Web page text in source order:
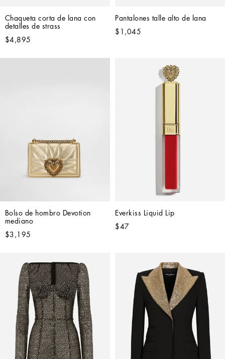
Chaqueta corta de lana con
detalles de strass
$4,895
Pantalones talle alto de lana
$1,045
Bolso de hombro Devotion
mediano
$3,195
Everkiss Liquid Lip
$47